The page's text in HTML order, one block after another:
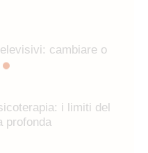
cambiare o
i limiti del
profonda